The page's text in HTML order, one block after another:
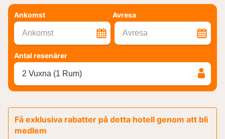
Ankomst Avresa
Ankomst Avresa
Antal resenärer
2 Vuxna (1 Rum)
Få exklusiva rabatter på detta hotell genom att bli
medlem